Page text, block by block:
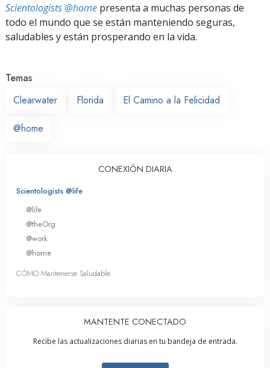
Scientologists @home presenta a muchas personas de
todo el mundo que se están manteniendo seguras,
saludables y están prosperando en la vida.
Temas
Clearwater
Florida El Camino a la Felicidad
@home
CONEXIÓN DIARIA
Scientologists @life
@life
@theOrg
@work
@home
CÓMO Mantenerse Saludable
MANTENTE CONECTADO
Recibe las actualizaciones diarias en tu bandeja de entrada.